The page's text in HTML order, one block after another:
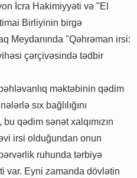
İcra Hakimiyyəti və "El
Birliyinin birgə
Meydanında "Qəhrəman irsi:
çərçivəsində tədbir
məktəbinin qədim
sıx bağlılığını
qədim sənət xalqımızın
irsi olduğundan onun
ruhunda tərbiyə
var. Eyni zamanda dövlətin